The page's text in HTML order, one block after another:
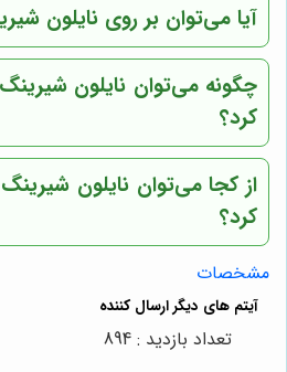
آیا می‌توان بر روی نایلون
چگونه می‌توان نایلون
کرد؟
از کجا می‌توان نایلون شیرینگ
کرد؟
مشخصات
تعداد بازدید : 894